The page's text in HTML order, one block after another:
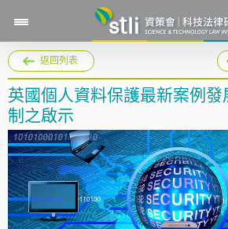
返回列表
英國個人資料保護最新案例
制之啟示